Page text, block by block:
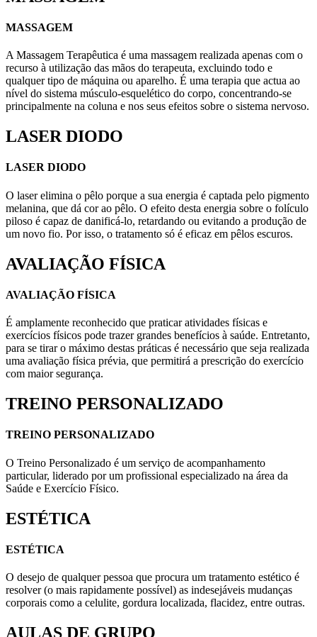
MASSAGEM
A Massagem Terapêutica é uma massagem realizada apenas com o
recurso à utilização das mãos do terapeuta, excluindo todo e
qualquer tipo de máquina ou aparelho. É uma terapia que actua ao
nível do sistema músculo-esquelético do corpo, concentrando-se
principalmente na coluna e nos seus efeitos sobre o sistema nervoso.
LASER DIODO
LASER DIODO
O laser elimina o pêlo porque a sua energia é captada pelo pigmento
melanina, que dá cor ao pêlo. O efeito desta energia sobre o folículo
piloso é capaz de danificá-lo, retardando ou evitando a produção de
um novo fio. Por isso, o tratamento só é eficaz em pêlos escuros.
AVALIAÇÃO FÍSICA
AVALIAÇÃO FÍSICA
É amplamente reconhecido que praticar atividades físicas e
exercícios físicos pode trazer grandes benefícios à saúde. Entretanto,
para se tirar o máximo destas práticas é necessário que seja realizada
uma avaliação física prévia, que permitirá a prescrição do exercício
com maior segurança.
TREINO PERSONALIZADO
TREINO PERSONALIZADO
O Treino Personalizado é um serviço de acompanhamento
particular, liderado por um profissional especializado na área da
Saúde e Exercício Físico.
ESTÉTICA
ESTÉTICA
O desejo de qualquer pessoa que procura um tratamento estético é
resolver (o mais rapidamente possível) as indesejáveis mudanças
corporais como a celulite, gordura localizada, flacidez, entre outras.
AULAS DE GRUPO